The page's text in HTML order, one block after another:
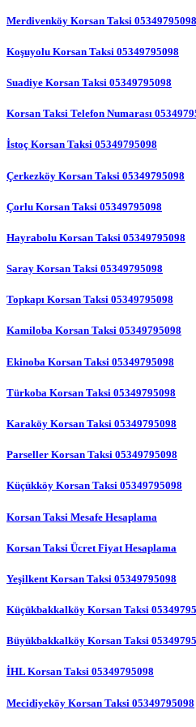
Merdivenköy Korsan Taksi 05349795098
Koşuyolu Korsan Taksi 05349795098
Suadiye Korsan Taksi 05349795098
Korsan Taksi Telefon Numarası
İstoç Korsan Taksi 05349795098
Çerkezköy Korsan Taksi 05349795098
Çorlu Korsan Taksi 05349795098
Hayrabolu Korsan Taksi 05349795098
Saray Korsan Taksi 05349795098
Topkapı Korsan Taksi 05349795098
Kamiloba Korsan Taksi 05349795098
Ekinoba Korsan Taksi 05349795098
Türkoba Korsan Taksi 05349795098
Karaköy Korsan Taksi 05349795098
Parseller Korsan Taksi 05349795098
Küçükköy Korsan Taksi 05349795098
Korsan Taksi Mesafe Hesaplama
Korsan Taksi Ücret Fiyat Hesaplama
Yeşilkent Korsan Taksi 05349795098
Küçükbakkalköy Korsan Taksi
Büyükbakkalköy Korsan Taksi
İHL Korsan Taksi 05349795098
Mecidiyeköy Korsan Taksi 05349795098